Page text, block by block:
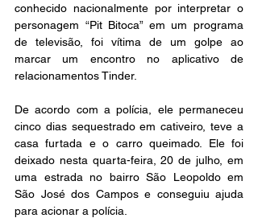
conhecido nacionalmente por interpretar o
personagem “Pit Bitoca” em um programa
de televisão, foi vítima de um golpe ao
marcar um encontro no aplicativo de
relacionamentos Tinder.
De acordo com a polícia, ele permaneceu
cinco dias sequestrado em cativeiro, teve a
casa furtada e o carro queimado. Ele foi
deixado nesta quarta-feira, 20 de julho, em
uma estrada no bairro São Leopoldo em
São José dos Campos e conseguiu ajuda
para acionar a polícia.